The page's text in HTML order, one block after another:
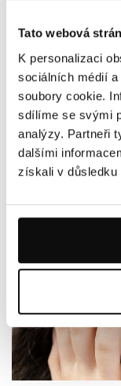
Tato webová
K personalizaci
sociálních médií
soubory cookie.
sdílíme se svými
analýzy. Partneři
dalšími
získali v důsledku
25.06.2026
PODRÁŽDĚNÝ
PŘÍZNAKY A JAK